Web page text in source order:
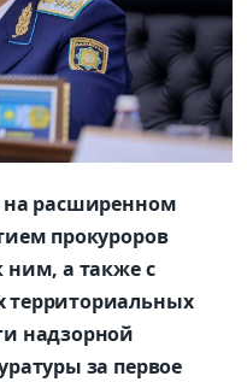
на расширенном
прокуроров
ним, а также с
территориальных
надзорной
за первое